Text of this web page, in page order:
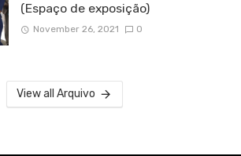
(Espaço de exposição)
November 26, 2021 0
View all Arquivo